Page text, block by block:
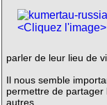
<Cliquez l'image>
parler de leur lieu de
Il nous semble
permettre de
autres.